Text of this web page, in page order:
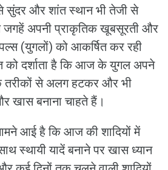
सुंदर और शांत स्थान भी तेजी से
जगहें अपनी प्राकृतिक खूबसूरती और
(युगलों) को आकर्षित कर रही
को दर्शाता है कि आज के युगल अपने
तरीकों से अलग हटकर और भी
खास बनाना चाहते हैं।
आई है कि आज की शादियों में
स्थायी यादें बनाने पर खास ध्यान